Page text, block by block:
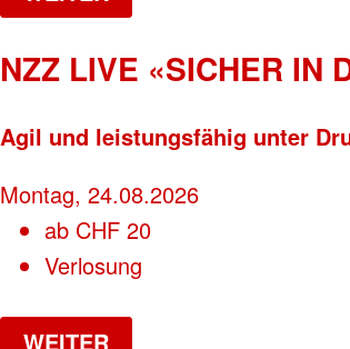
NZZ LIVE «SICHER IN
Agil und leistungsfähig unter
Montag, 24.08.2026
ab CHF 20
Verlosung
WEITER